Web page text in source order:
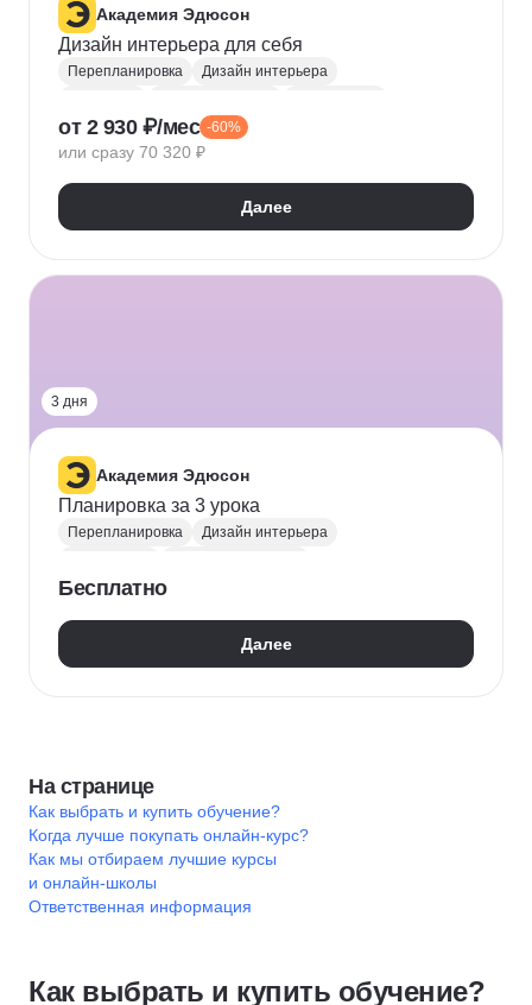
Академия Эдюсон
Дизайн интерьера для себя
Перепланировка
Дизайн интерьера
Эргономика
Композиция
Материаловедение
от 2 930 ₽/мес -60%
или сразу 70 320 ₽
Далее
3 дня
Академия Эдюсон
Планировка за 3 урока
Перепланировка
Дизайн интерьера
Бесплатно
Далее
На странице
Как выбрать и купить обучение?
Когда лучше покупать онлайн-курс?
Как мы отбираем лучшие курсы
и онлайн-школы
Ответственная информация
Как выбрать и купить обучение?